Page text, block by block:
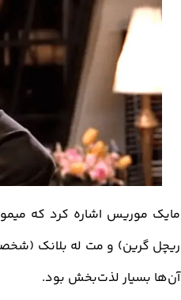
مایک موریس اشاره کرد که
ریچل گرین) و مت له بلانک
آن‌ها بسیار لذت‌بخش بود.